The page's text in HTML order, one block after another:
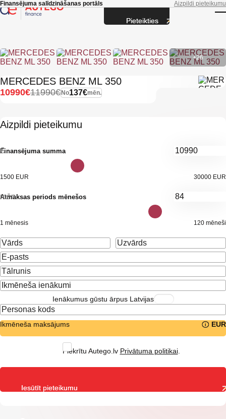
Skip to main content
Finansējuma salīdzināšanas portāls Aizpildi pieteikumu
+26
MERCEDES BENZ ML 350
No137€mēn.
11990€
10990€
Aizpildi pieteikumu
Finansējuma summa
€
1500 EUR 30000 EUR
Atmaksas periods mēnešos
mēn.
1 mēnesis 120 mēneši
Ienākumus gūstu ārpus Latvijas
Ikmēneša maksājums EUR
Piekrītu Autego.lv Privātuma politikai.